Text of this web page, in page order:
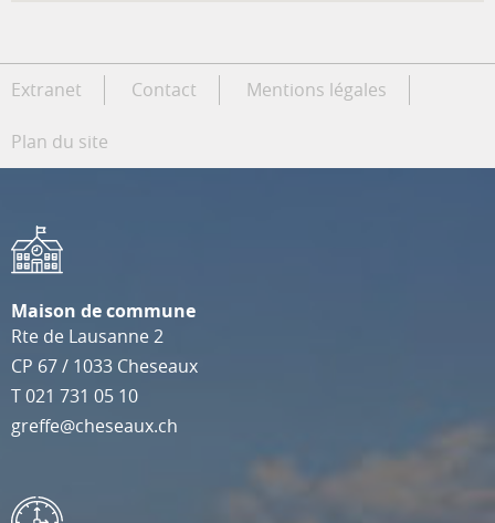
Extranet Contact Mentions légales
Plan du site
Maison de commune
Rte de Lausanne 2
CP 67/ 1033 Cheseaux
T021 731 05 10
greffe@cheseaux.ch